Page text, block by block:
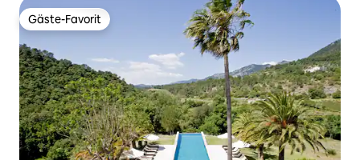
Gäste-Favorit
Gäste-Favorit